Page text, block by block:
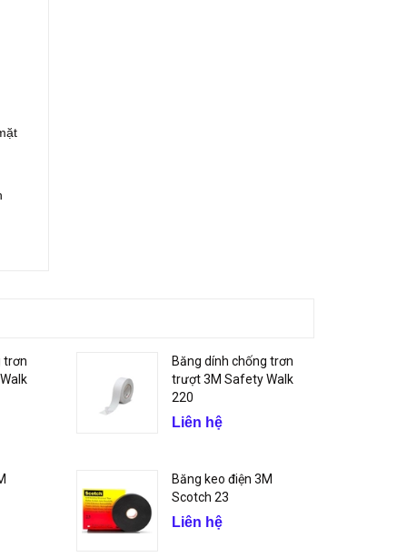
trơn
Băng dính chống trơn
trượt 3M Safety Walk
220
Liên hệ
Băng keo điện 3M
Scotch 23
Liên hệ